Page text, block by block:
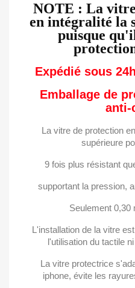
Ajouter à ma
Connexion
NOTE : La
en intégralité la
puisque
Expédié sous
Emballage de
anti-
La vitre de protection
supérieure
9 fois plus résistant
supportant la pression,
Seulement 0,30
L'installation de la vitre
l'utilisation du tactile
La vitre protectrice
iphone, évite les